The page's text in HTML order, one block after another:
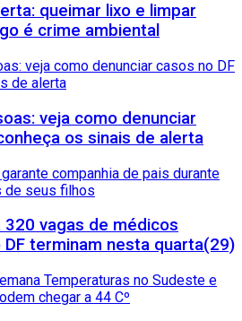
queimar lixo e limpar
é crime ambiental
veja como denunciar
os sinais de alerta
vagas de médicos
terminam nesta quarta(29)